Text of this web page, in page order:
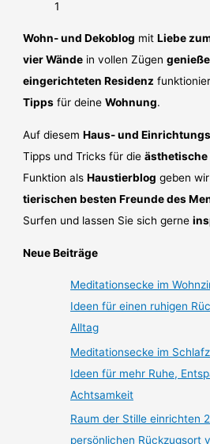
Wohn- und Dekoblog mitLiebe
vier Wände in vollen Zügen
eingerichteten Residenz
Tipps für deineWohnung.
Auf diesemHaus- und
Tipps und Tricks für dieästhetische
Funktion alsHaustierblog geben
tierischen besten Freunde des
Surfen und lassen Sie sich gerne
Neue Beiträge
Meditationsecke im
Ideen für einen ruhigen
Alltag
Meditationsecke im
Ideen für mehr Ruhe,
Achtsamkeit
Raum der Stille einrichten
persönlichen Rückzugsort